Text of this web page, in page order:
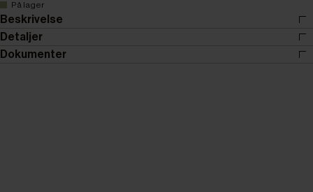
På lager
Beskrivelse
Detaljer
Dokumenter